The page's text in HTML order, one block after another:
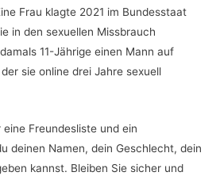
Frau klagte 2021 im Bundesstaat
in den sexuellen Missbrauch
11-Jährige einen Mann auf
sie online drei Jahre sexuell
Freundesliste und ein
deinen Namen, dein Geschlecht, dein
kannst. Bleiben Sie sicher und